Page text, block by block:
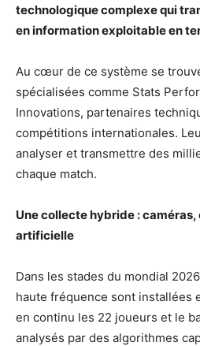
technologique complexe qui
en information exploitable en
Au cœur de ce système se
spécialisées comme Stats
Innovations, partenaires
compétitions internationales.
analyser et transmettre des
chaque match.
Une collecte hybride :
artificielle
Dans les stades du mondial
haute fréquence sont installées
en continu les 22 joueurs et le
analysés par des algorithmes